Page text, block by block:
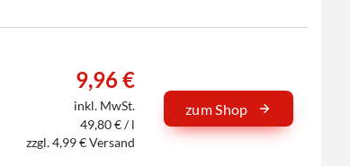
9,96 €
inkl. MwSt.
49,80 € / l
zzgl. 4,99 € Versand
zum Shop